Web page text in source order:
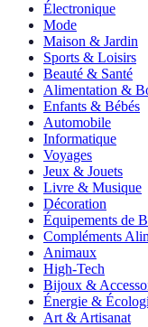
Électronique
Mode
Maison & Jardin
Sports & Loisirs
Beauté & Santé
Alimentation &
Enfants & Bébés
Automobile
Informatique
Voyages
Jeux & Jouets
Livre & Musique
Décoration
Équipements de
Compléments
Animaux
High-Tech
Bijoux &
Énergie &
Art & Artisanat